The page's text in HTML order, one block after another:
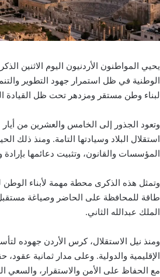
يحيي المواطنون الأردنيون اليوم الاثنين
الوطنية في ظل استمرار جهود التطوير
لبناء وطن مستقر ومزدهر تحت ظل القيادة
استقلال البلاد وسيادتها التامة. ومنذ ذلك
المؤسسات والقانون، وتثبيت دعائمها
وتمثل هذه الذكرى محطة مهمة لأبناء
طاقة للمحافظة على الحاضر وصياغة مستقبل
الملك عبدالله الثاني.
ومنذ نيل الاستقلال، كرس الأردن جهوده
الإقليمية والدولية. وعلى مدار ثمانية
مع الحفاظ على الأمن والاستقرار، والسعي